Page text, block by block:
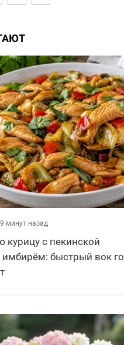
минут назад
курицу с пекинской
имбирём: быстрый вок